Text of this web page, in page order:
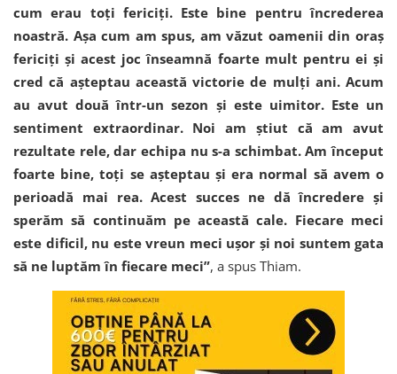
cum erau toți fericiți. Este bine pentru încrederea
noastră. Așa cum am spus, am văzut oamenii din oraș
fericiți și acest joc înseamnă foarte mult pentru ei și
cred că așteptau această victorie de mulți ani. Acum
au avut două într-un sezon și este uimitor. Este un
sentiment extraordinar. Noi am știut că am avut
rezultate rele, dar echipa nu s-a schimbat. Am început
foarte bine, toți se așteptau și era normal să avem o
perioadă mai rea. Acest succes ne dă încredere și
sperăm să continuăm pe această cale. Fiecare meci
este dificil, nu este vreun meci ușor și noi suntem gata
să ne luptăm în fiecare meci”, a spus Thiam.